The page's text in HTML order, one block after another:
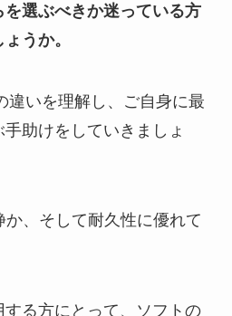
を選ぶべきか迷っている方
うか。
違いを理解し、ご自身に最
助けをしていきましょ
か、そして耐久性に優れて
る方にとって、ソフトの